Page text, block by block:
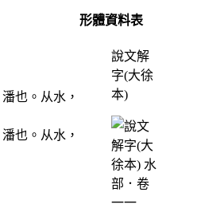
潘也。从水，
潘也。从水，
形體資料表
說文解
字(大徐
本)